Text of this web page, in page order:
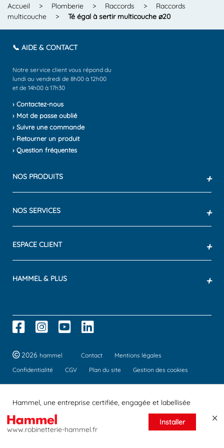
Accueil > Plomberie > Raccords >
Raccords
multicouche
> Té égal à sertir multicouche ø20
📞 AIDE & CONTACT
Notre service client vous répond du
lundi au vendredi de 8h00 à 12h00
et de 14h00 à 17h30
› Contactez-nous
› Mot de passe oublié
› Suivre une commande
› Retourner un produit
› Question fréquentes
NOS PRODUITS +
NOS SERVICES +
ESPACE CLIENT +
HAMMEL & PLUS +
2026 hammel Contact
Mentions légales
Confidentialité
CGV Plan du site Gestion des cookies
Hammel, une entreprise certifiée, engagée et labellisée
Installer
www.robinetterie-hammel.fr